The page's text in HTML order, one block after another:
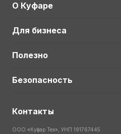
О Куфаре
Для бизнеса
Полезно
Безопасность
Контакты
ООО «Куфар Тех», УНП 191767445